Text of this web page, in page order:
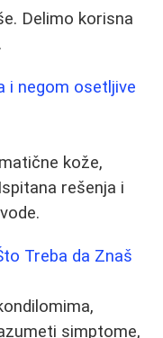
Delimo korisna
i negom osetljive
kože,
rešenja i
Treba da Znaš
simptome,